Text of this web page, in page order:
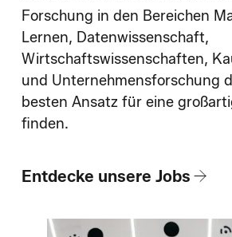
Wie wir einstellen
Blog
Forschung in den Bereichen
Lernen, Datenwissenschaft,
Wirtschaftswissenschaften,
und Unternehmensforschung
besten Ansatz für eine
finden.
Entdecke unsere Jobs